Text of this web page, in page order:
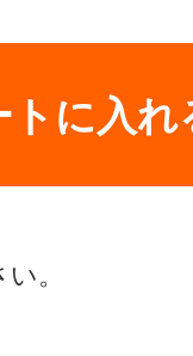
トに入れ
。